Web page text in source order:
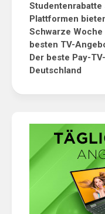
Studentenrabatte
Plattformen
Schwarze
besten TV-
Der beste Pay-
Deutschland